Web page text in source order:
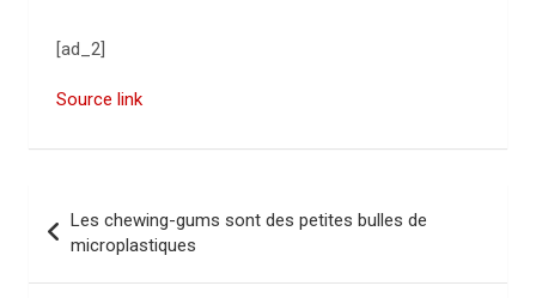
[ad_2]
Source link
v
Les chewing-gums sont des petites bulles de
microplastiques